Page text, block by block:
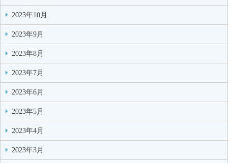
2023年10月
2023年9月
2023年8月
2023年7月
2023年6月
2023年5月
2023年4月
2023年3月